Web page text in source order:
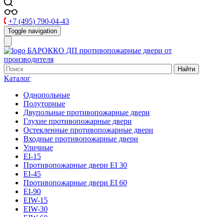
+7 (495) 790-04-43
Toggle navigation
БАРОККО ДП противопожарные двери от
производителя
Найти
Каталог
Однопольные
Полуторные
Двупольные противопожарные двери
Глухие противопожарные двери
Остекленные противопожарные двери
Входные противопожарные двери
Уличные
EI-15
Противопожарные двери EI 30
EI-45
Противопожарные двери EI 60
EI-90
EIW-15
EIW-30